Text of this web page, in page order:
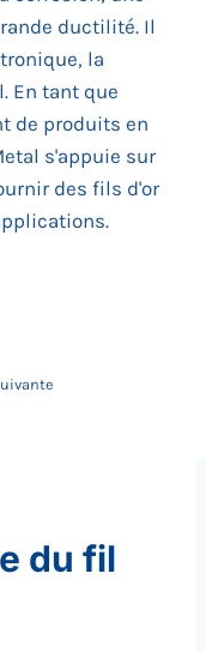
ductilité. Il
la
En tant que
de produits en
s'appuie sur
des fils d'or
du fil